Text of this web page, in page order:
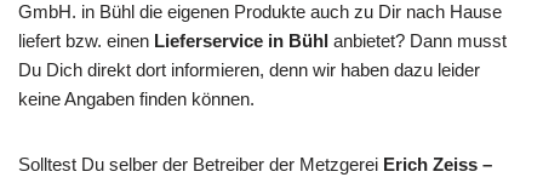
GmbH. in Bühl die eigenen Produkte auch zu Dir nach Hause
liefert bzw. einen Lieferservice in Bühl anbietet? Dann musst
Du Dich direkt dort informieren, denn wir haben dazu leider
keine Angaben finden können.
Solltest Du selber der Betreiber der Metzgerei Erich Zeiss –